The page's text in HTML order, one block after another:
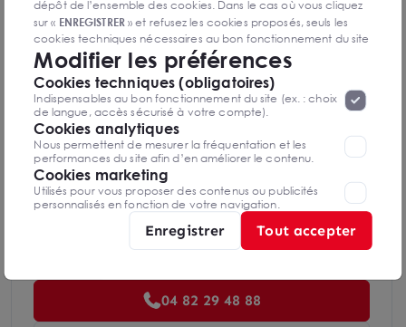
Indice d'émission de gaz à effet de serre
Diagnostics GES en cours de réalisation
Jérémie GRELIER
Valence
04 82 29 48 88
dépôt de l’ensemble des cookies. Dans le cas où vous cliquez
sur « ENREGISTRER» et refusez les cookies proposés, seuls les
cookies techniques nécessaires au bon fonctionnement du site
seront déposés. Pour plus d’informations, vous pouvez consulter
la page«Protection des données à caractère
personnel ».Lorsque vous naviguez sur notre site internet, il
peut être amenée à déposer des cookies. Vous avez la
possibilité de désactiver les cookies, ces réglages ne seront
valables que sur le navigateur que vous utilisez actuellement
Modifier les préférences
Cookies techniques (obligatoires)
Indispensables au bon fonctionnement du site (ex. : choix
de langue, accès sécurisé à votre compte).
Cookies analytiques
Nous permettent de mesurer la fréquentation et les
performances du site afin d’en améliorer le contenu.
Cookies marketing
Utilisés pour vous proposer des contenus ou publicités
personnalisés en fonction de votre navigation.
Enregistrer Tout accepter